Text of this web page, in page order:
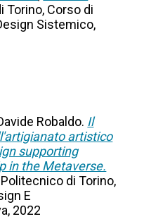
Torino, Corso di
Sistemico,
Robaldo. Il
artistico
supporting
in the Metaverse.
Politecnico di Torino,
E
2022